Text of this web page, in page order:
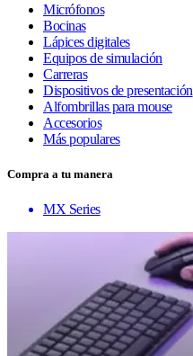
Micrófonos
Bocinas
Lápices digitales
Equipos de simulación
Carreras
Dispositivos de presentación
Alfombrillas para mouse
Accesorios
Más populares
Compra a tu manera
MX Series